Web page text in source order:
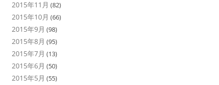
2015年11月 (82)
2015年10月 (66)
2015年9月 (98)
2015年8月 (95)
2015年7月 (13)
2015年6月 (50)
2015年5月 (55)